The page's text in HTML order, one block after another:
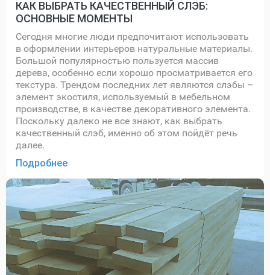
КАК ВЫБРАТЬ КАЧЕСТВЕННЫЙ СЛЭБ:
ОСНОВНЫЕ МОМЕНТЫ
Сегодня многие люди предпочитают использовать
в оформлении интерьеров натуральные материалы.
Большой популярностью пользуется массив
дерева, особенно если хорошо просматривается его
текстура. Трендом последних лет являются слэбы –
элемент экостиля, используемый в мебельном
производстве, в качестве декоративного элемента.
Поскольку далеко не все знают, как выбрать
качественный слэб, именно об этом пойдёт речь
далее.
Подробнее